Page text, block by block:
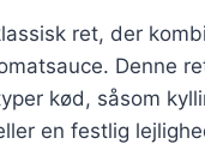
ret, der
Denne
kød, såsom
en festlig